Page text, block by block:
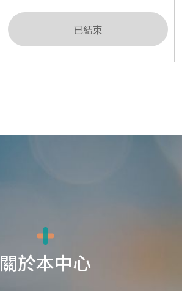
已結束
關於本中心